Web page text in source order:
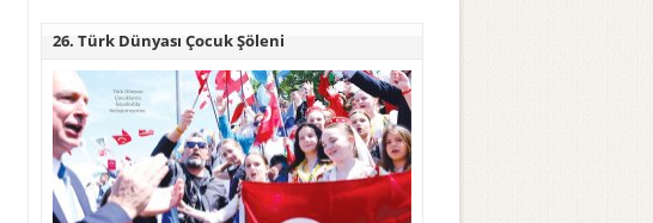
26. Türk Dünyası Çocuk Şöleni